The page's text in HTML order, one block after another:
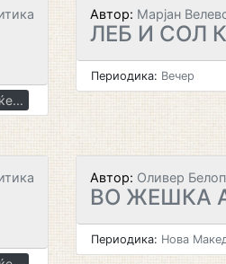
Автор: Марјан
ЛЕБ И СОЛ
Периодика: Вечер
Автор: Оливер
ВО ЖЕШКА
Периодика: Нова